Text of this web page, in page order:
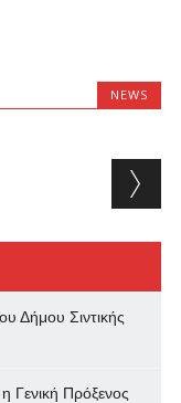
NEWS
Δήμου Σιντικής
Γενική Πρόξενος